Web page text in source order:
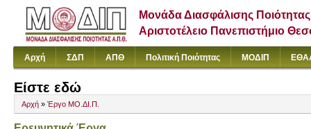
Μονάδα Διασφάλισης Ποιότητας
Αριστοτέλειο Πανεπιστήμιο
Αρχή ΣΔΠ ΑΠΘ Πολιτική Ποιότητας ΜΟΔΙΠ
Είστε εδώ
Αρχή » Έργο ΜΟ.ΔΙ.Π.